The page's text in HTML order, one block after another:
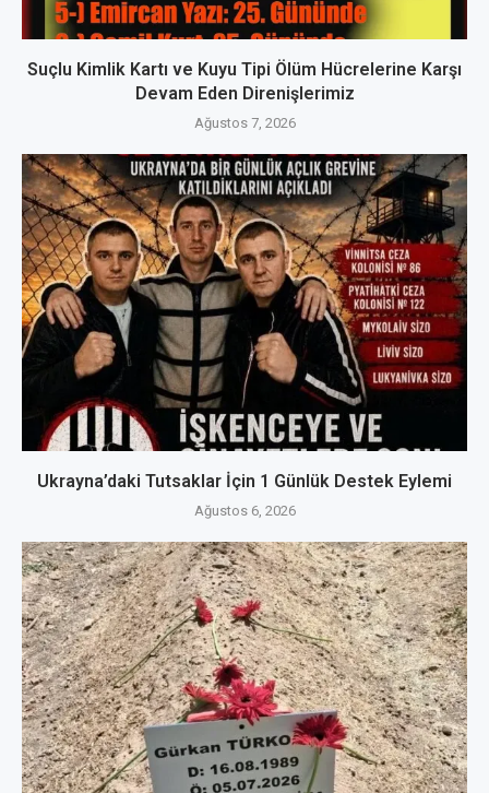
Suçlu Kimlik Kartı ve Kuyu Tipi Ölüm Hücrelerine Karşı
Devam Eden Direnişlerimiz
Ağustos 7, 2026
Ukrayna’daki Tutsaklar İçin 1 Günlük Destek Eylemi
Ağustos 6, 2026